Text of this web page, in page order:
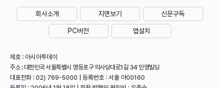
회사소개 지면보기 신문구독
PC버전 앱설치
제호 : 아시아투데이
주소 : 대한민국 서울특별시 영등포구 의사당대로1길 34 인영빌딩
대표전화 : 02) 769-5000 | 등록번호 : 서울 아00160